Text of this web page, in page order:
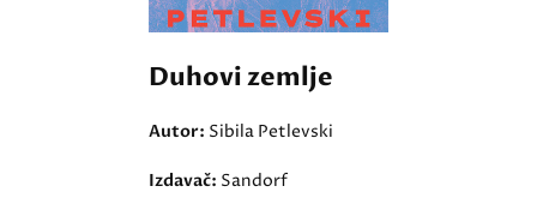
Duhovi zemlje
Autor: Sibila Petlevski
Izdavač: Sandorf